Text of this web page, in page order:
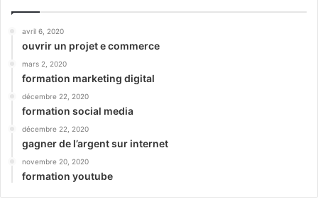
avril 6, 2020
ouvrir un projet e commerce
mars 2, 2020
formation marketing digital
décembre 22, 2020
formation social media
décembre 22, 2020
gagner de l’argent sur internet
novembre 20, 2020
formation youtube